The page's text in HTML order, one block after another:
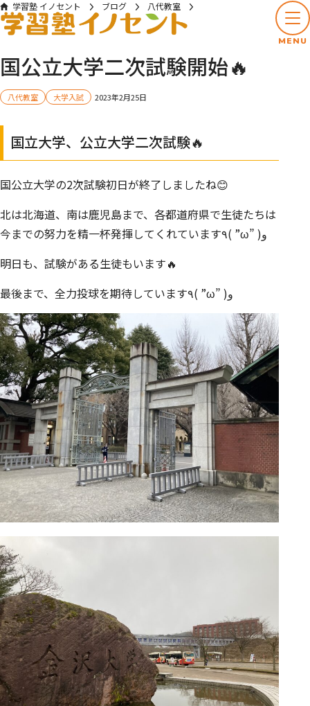
MENU
学習塾 イノセント ブログ
八代教室
国公立大学二次試験開始🔥
国公立大学二次試験開始🔥
八代教室 大学入試 2023年2月25日
国立大学、公立大学二次試験🔥
国公立大学の2次試験初日が終了しましたね😊
北は北海道、南は鹿児島まで、各都道府県で生徒たちは
今までの努力を精一杯発揮してくれています٩( ”ω” )و
明日も、試験がある生徒もいます🔥
最後まで、全力投球を期待しています٩( ”ω” )و